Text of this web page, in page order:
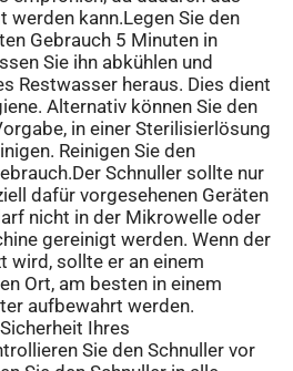
kann.Legen Sie den
Gebrauch 5 Minuten in
Sie ihn abkühlen und
Restwasser heraus. Dies dient
Alternativ können Sie den
in einer Sterilisierlösung
Reinigen Sie den
Schnuller sollte nur
dafür vorgesehenen Geräten
nicht in der Mikrowelle oder
gereinigt werden. Wenn der
wird, sollte er an einem
Ort, am besten in einem
aufbewahrt werden.
Ihres
Sie den Schnuller vor